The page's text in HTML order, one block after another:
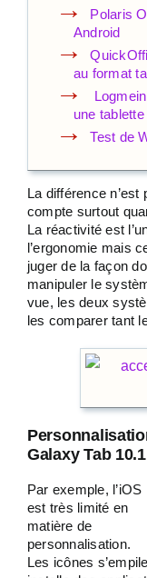
Polaris
Android
au format
une tablette
Test de
La différence n’est
compte surtout
La réactivité est
l’ergonomie mais
juger de la façon
manipuler le
vue, les deux
les comparer tant
Galaxy Tab 10.1
Par exemple, l’iOS
est très limité en
matière de
personnalisation.
Les icônes